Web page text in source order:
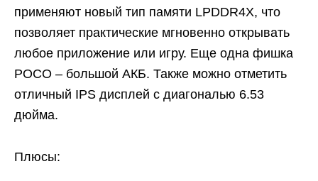
применяют новый тип памяти LPDDR4X, что
позволяет практические мгновенно открывать
любое приложение или игру. Еще одна фишка
POCO – большой АКБ. Также можно отметить
отличный IPS дисплей с диагональю 6.53
дюйма.
Плюсы: